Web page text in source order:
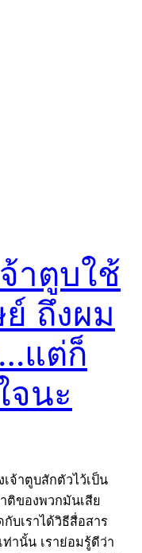
าตูบใช้
ถึงผม
แต่ก็
นะ
จ้าตูบสักตัวไว้เป็น
ติของพวกมันเสีย
บเราได้วิธีสื่อสาร
ท่านั้น เราย่อมรู้ดีว่า